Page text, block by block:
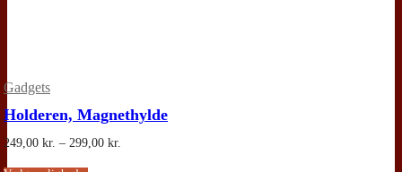
Gadgets
Holderen, Magnethylde
249,00 kr. – 299,00 kr.